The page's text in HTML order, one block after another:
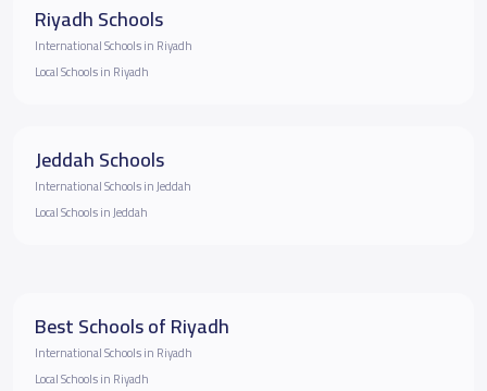
Riyadh Schools
International Schools in Riyadh
Local Schools in Riyadh
Jeddah Schools
International Schools in Jeddah
Local Schools in Jeddah
Best Schools of Riyadh
International Schools in Riyadh
Local Schools in Riyadh